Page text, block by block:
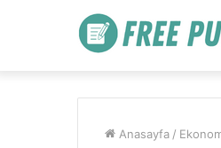
Anasayfa /